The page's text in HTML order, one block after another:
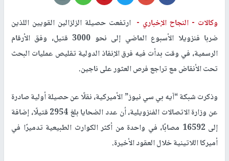
وكالات - النجاح الإخباري - ارتفعت حصيلة الزلزالين القويين اللذين
ضربا فنزويلا الأسبوع الماضي إلى نحو 3000 قتيل، وفق الأرقام
الرسمية، في وقت بدأت فيه فرق الإنقاذ الدولية تقليص عمليات البحث
تحت الأنقاض مع تراجع فرص العثور على ناجين.
وذكرت شبكة “آيه بي سي نيوز” الأميركية، نقلًا عن حصيلة أولية صادرة
عن وزارة الاتصالات الفنزويلية، أن عدد الضحايا بلغ 2954 قتيلًا، إضافة
إلى 16592 مصابًا، في واحدة من أكثر الكوارث الطبيعية تدميرًا في
أميركا اللاتينية خلال العقود الأخيرة.